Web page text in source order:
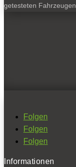
getesteten Fahrzeugen.
Folgen
Folgen
Folgen
Informationen